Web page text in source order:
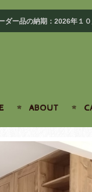
ダー品の納期：2026年１
ABOUT